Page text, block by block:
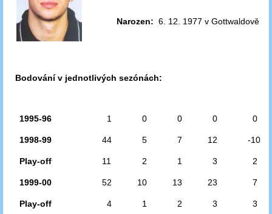
Narozen: 6. 12. 1977 v Gottwaldově
Bodování v jednotlivých sezónách:
1995-96 1 0 0 0 0
1998-99 44 5 7 12 -10
Play-off 11 2 1 3 2
1999-00 52 10 13 23 7
Play-off 4 1 2 3 3